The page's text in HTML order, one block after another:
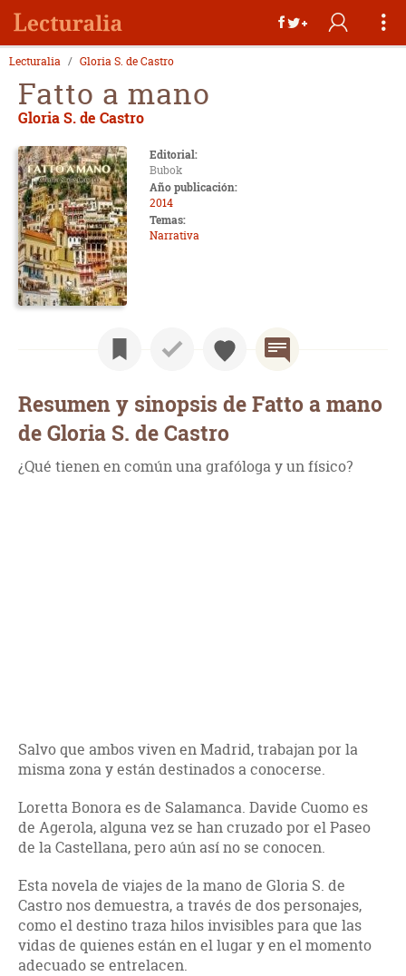
Lecturalia Gloria S. de Castro
Fatto a mano
Gloria S. de Castro
Editorial:
Bubok
Año publicación:
2014
Temas:
Narrativa
Resumen y sinopsis de Fatto a mano
de Gloria S. de Castro
¿Qué tienen en común una grafóloga y un físico?
Salvo que ambos viven en Madrid, trabajan por la
misma zona y están destinados a conocerse.
Loretta Bonora es de Salamanca. Davide Cuomo es
de Agerola, alguna vez se han cruzado por el Paseo
de la Castellana, pero aún así no se conocen.
Esta novela de viajes de la mano de Gloria S. de
Castro nos demuestra, a través de dos personajes,
como el destino traza hilos invisibles para que las
vidas de quienes están en el lugar y en el momento
adecuado se entrelacen.